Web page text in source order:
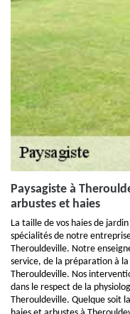
Paysagiste à
arbustes et haies
La taille de vos haies de
spécialités de notre
Therouldeville. Notre
service, de la préparation à
Therouldeville. Nos
dans le respect de la
Therouldeville. Quelque soit